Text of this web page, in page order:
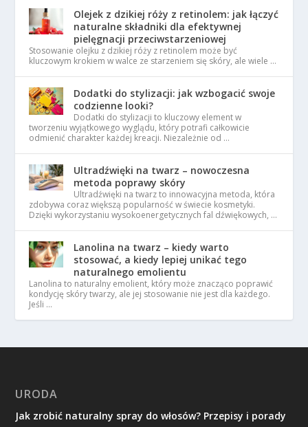
Olejek z dzikiej róży z retinolem: jak łączyć
naturalne składniki dla efektywnej
pielęgnacji przeciwstarzeniowej
Stosowanie olejku z dzikiej róży z retinolem może być
kluczowym krokiem w walce ze starzeniem się skóry, ale wiele …
Dodatki do stylizacji: jak wzbogacić swoje
codzienne looki?
Dodatki do stylizacji to kluczowy element w
tworzeniu wyjątkowego wyglądu, który potrafi całkowicie
odmienić charakter każdej kreacji. Niezależnie od …
Ultradźwięki na twarz – nowoczesna
metoda poprawy skóry
Ultradźwięki na twarz to innowacyjna metoda, która
zdobywa coraz większą popularność w świecie kosmetyki.
Dzięki wykorzystaniu wysokoenergetycznych fal dźwiękowych, …
Lanolina na twarz – kiedy warto
stosować, a kiedy lepiej unikać tego
naturalnego emolientu
Lanolina to naturalny emolient, który może znacząco poprawić
kondycję skóry twarzy, ale jej stosowanie nie jest dla każdego.
Jeśli …
URODA
Jak zrobić naturalny spray do włosów? Przepisy i porady